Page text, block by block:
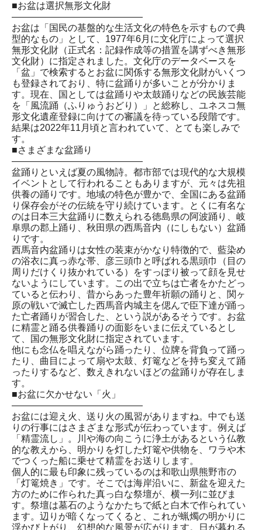
■お盆は選択無形文化財
――――――――――――――
お盆は「国民の基盤的な生活文化の特色を示すもので典
型的なもの」として、1977年6月に文化庁によって選択
無形文化財（正式名：記録作成等の措置を講ずべき無形
文化財）に指定されました。文化庁のデータベースを
「盆」で検索するとお盆に関係する無形文化財がいくつ
も登録されており、特に盆踊りが多いことが分かりま
す。現在、国としては盆踊りや太鼓踊りなどの民族芸能
を「風流踊（ふりゅうおどり）」と総称し、ユネスコ無
形文化遺産登録に向けての審議を待っている段階です。
結果は2022年11月頃と言われていて、とても楽しみで
す。
■さまざまな盆踊り
――――――――――――――
盆踊りといえば夏の風物詩。都市部では現代的な大規模
イベントとして行われることもありますが、元々は先祖
供養の踊りです。地域の特色が豊かで、全国にある盆踊
り保存会がその伝統を守り続けています。とくに有名な
のは日本三大盆踊りに数えられる徳島県の阿波踊り、岐
阜県の郡上踊り、秋田県の西馬音内（にしもない）盆踊
りです。
西馬音内盆踊りは女性の装束がかなり特徴的で、藍染め
の浴衣に真っ赤な帯、彦三頭巾と呼ばれる黒頭巾（目の
周りだけくり抜かれている）をすっぽり被って顔を見せ
ないようにしています。この出で立ちは亡者をかたどっ
ていると伝わり、昔からあった豊年祈願の踊りと、関ヶ
原の戦いで滅亡した西馬音内城主を偲んで臣下達が踊っ
た亡者踊りが習合した、という説があるそうです。お盆
に精霊と踊る供養踊りの面影をいまに伝えているとし
て、国の無形文化財に指定されています。
他にも念仏を唱えながら踊ったり、位牌を背負って踊っ
たり、曲目によって扇や太鼓、灯篭などを持ち変えて踊
ったりするなど、数えきれないほどの盆踊りが存在しま
す。
■お盆に欠かせない「火」
――――――――――――――
お盆には迎え火、送り火の風習がありますね。中でも送
りの行事にはさまざまな形式が伝わっています。例えば
「精霊流し」。川や海の向こうに浄土があるという仏教
的な教えから、明かりを灯した灯篭や供物を、ワラや木
でつくった船に乗せて精霊をお送りします。
個人的に最も印象に残っているのは和歌山県熊野市の
「灯篭焼き」です。そこでは海岸沿いに、新盆を迎えた
方のために作られた真っ白な祭壇が、横一列に並びま
す。祭壇は墓石のようなかたちで紙と白木で作られてい
ます。辺りが暗くなってくると、これが蝋燭の明かりに
浮かび上がり、幻想的な風景が広がります。日が暮れる